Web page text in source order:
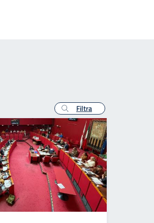
Filtra